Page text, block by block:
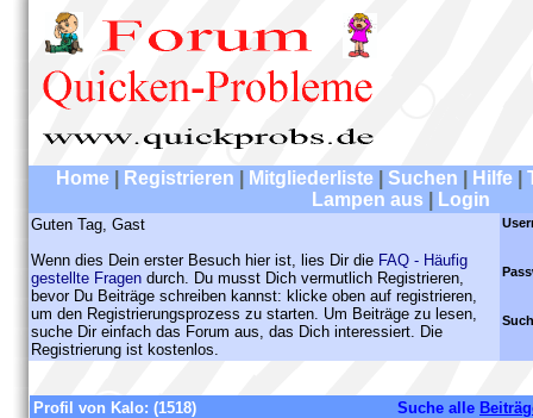
Home Registrieren Mitgliederliste Suchen Hilfe
Lampen aus
Login
Guten Tag, Gast
Wenn dies Dein erster Besuch hier ist, lies Dir die FAQ - Häufig
gestellte Fragen durch. Du musst Dich vermutlich Registrieren,
bevor Du Beiträge schreiben kannst: klicke oben auf registrieren,
um den Registrierungsprozess zu starten. Um Beiträge zu lesen,
suche Dir einfach das Forum aus, das Dich interessiert. Die
Registrierung ist kostenlos.
Profil von Kalo: (1518) Suche alle